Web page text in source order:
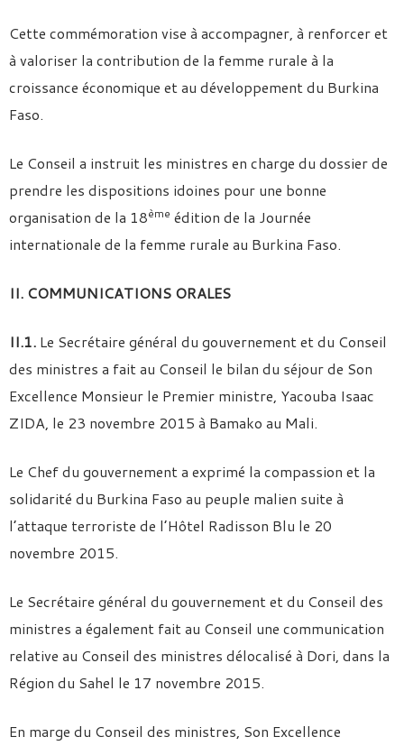
Cette commémoration vise à accompagner, à renforcer et
à valoriser la contribution de la femme rurale à la
croissance économique et au développement du Burkina
Faso.
Le Conseil a instruit les ministres en charge du dossier de
prendre les dispositions idoines pour une bonne
organisation de la 18ème édition de la Journée
internationale de la femme rurale au Burkina Faso.
II. COMMUNICATIONS ORALES
II.1. Le Secrétaire général du gouvernement et du Conseil
des ministres a fait au Conseil le bilan du séjour de Son
Excellence Monsieur le Premier ministre, Yacouba Isaac
ZIDA, le 23 novembre 2015 à Bamako au Mali.
Le Chef du gouvernement a exprimé la compassion et la
solidarité du Burkina Faso au peuple malien suite à
l’attaque terroriste de l’Hôtel Radisson Blu le 20
novembre 2015.
Le Secrétaire général du gouvernement et du Conseil des
ministres a également fait au Conseil une communication
relative au Conseil des ministres délocalisé à Dori, dans la
Région du Sahel le 17 novembre 2015.
En marge du Conseil des ministres, Son Excellence